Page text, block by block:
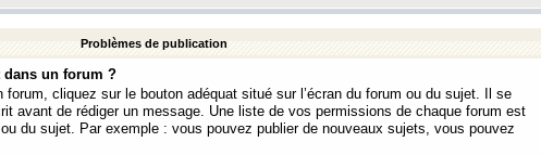
Problèmes de publication
un forum ?
forum, cliquez sur le bouton adéquat situé sur l’écran du forum ou du sujet. Il se
avant de rédiger un message. Une liste de vos permissions de chaque forum est
du sujet. Par exemple : vous pouvez publier de nouveaux sujets, vous pouvez